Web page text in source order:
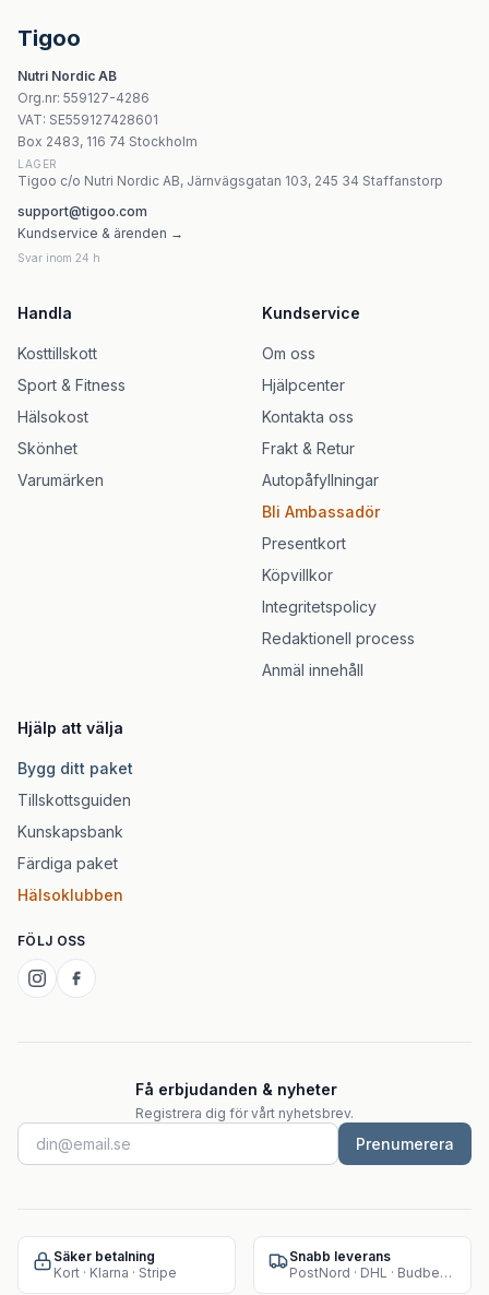
Wispy Zero Sauce
Bingospa - Foot Care Salt
Planta-Lek - Karameller med ringblomma, linfrö och
Skill Nutrition - 4 Mushroom Complex - 180g
Tigoo
Nutri Nordic AB
Org.nr: 559127-4286
VAT: SE559127428601
Box 2483, 116 74 Stockholm
LAGER
Tigoo c/o Nutri Nordic AB, Järnvägsgatan 103, 245 34 Staffanstorp
support@tigoo.com
Kundservice & ärenden →
Svar inom 24 h
Handla
Kosttillskott
Sport & Fitness
Hälsokost
Skönhet
Varumärken
Kundservice
Om oss
Hjälpcenter
Kontakta oss
Frakt & Retur
Autopåfyllningar
Bli Ambassadör
Presentkort
Köpvillkor
Integritetspolicy
Redaktionell process
Anmäl innehåll
Hjälp att välja
Bygg ditt paket
Tillskottsguiden
Kunskapsbank
Färdiga paket
Hälsoklubben
FÖLJ OSS
Få erbjudanden & nyheter
Registrera dig för vårt nyhetsbrev.
Prenumerera
Säker betalning
Kort · Klarna · Stripe
Snabb leverans
PostNord · DHL · Budbee · Instabox